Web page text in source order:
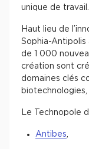
unique de travail.
Haut lieu de
Sophia-
de 1 000
création sont
domaines clés
Le Technopole
Antibes,